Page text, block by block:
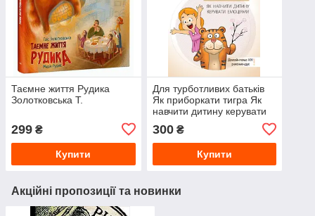
Таємне життя Рудика
Золотковська Т.
299 ₴
Купити
Для турботливих батьків
Як приборкати тигра Як
навчити дитину керувати
300₴
Купити
Акційні пропозиції та новинки